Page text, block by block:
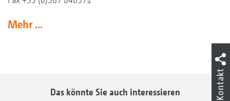
Mehr ...
Das könnte Sie auch interessieren Kontakt